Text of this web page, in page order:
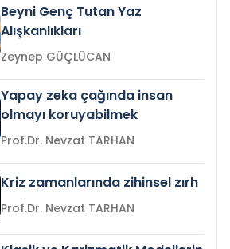
Beyni Genç Tutan Yaz
Alışkanlıkları
Zeynep GÜÇLÜCAN
Yapay zeka çağında insan
olmayı koruyabilmek
Prof.Dr. Nevzat TARHAN
Kriz zamanlarında zihinsel zırh
Prof.Dr. Nevzat TARHAN